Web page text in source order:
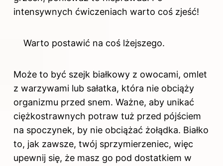
intensywnych ćwiczeniach warto coś zjeść!
Warto postawić na coś lżejszego.
Może to być szejk białkowy z owocami, omlet
z warzywami lub sałatka, która nie obciąży
organizmu przed snem. Ważne, aby unikać
ciężkostrawnych potraw tuż przed pójściem
na spoczynek, by nie obciążać żołądka. Białko
to, jak zawsze, twój sprzymierzeniec, więc
upewnij się, że masz go pod dostatkiem w